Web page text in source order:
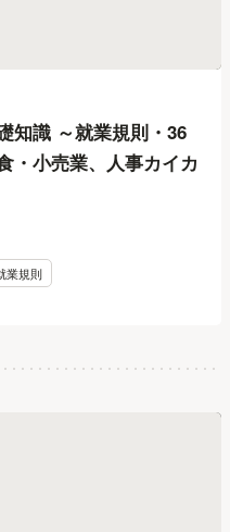
知識 ～就業規則・36
・小売業、人事カイカ
業規則